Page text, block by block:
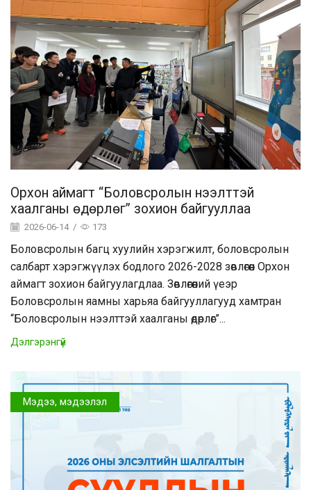
Орхон аймагт “Боловсролын нээлттэй
хаалганы өдөрлөг” зохион байгууллаа
2026-06-14 / 173
Боловсролын багц хуулийн хэрэгжилт, боловсролын
салбарт хэрэгжүүлэх бодлого 2026-2028 зөвлөгөөн Орхон
аймагт зохион байгуулагдлаа. Зөвлөгөөний үеэр
Боловсролын яамны харьяа байгууллагууд хамтран
“Боловсролын нээлттэй хаалганы өдөрлөг”...
Дэлгэрэнгүй
Мэдээ, мэдээлэл